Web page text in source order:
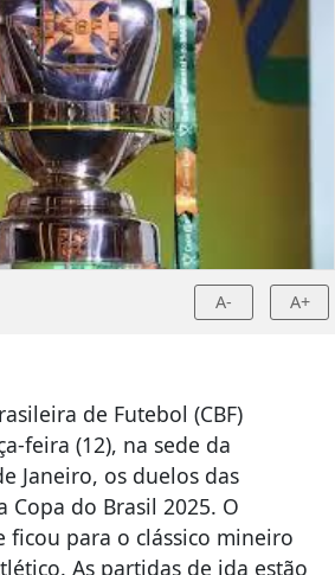
A- A+
de Futebol (CBF)
feira (12), na sede da
Janeiro, os duelos das
Copa do Brasil 2025. O
ficou para o clássico mineiro
As partidas de ida estão